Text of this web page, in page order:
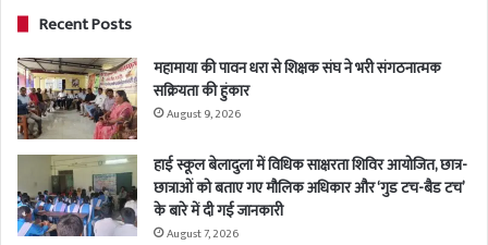
Recent Posts
महामाया की पावन धरा से शिक्षक संघ ने भरी संगठनात्मक
सक्रियता की हुंकार
August 9, 2026
हाई स्कूल बेलादुला में विधिक साक्षरता शिविर आयोजित, छात्र-
छात्राओं को बताए गए मौलिक अधिकार और ‘गुड टच-बैड टच’
के बारे में दी गई जानकारी
August 7, 2026